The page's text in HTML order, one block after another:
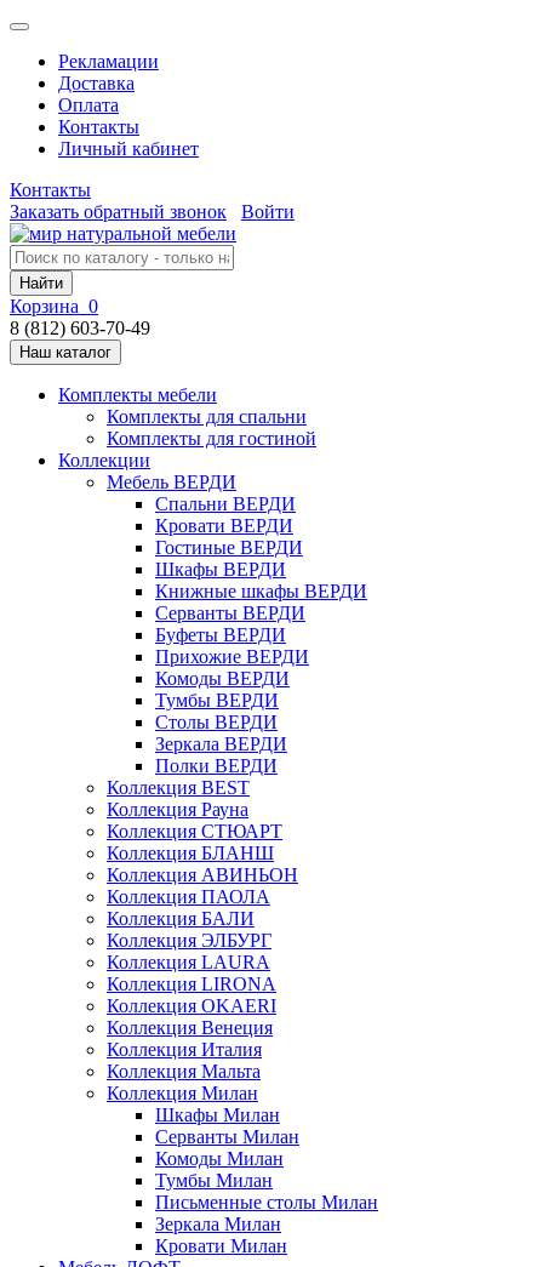
Рекламации
Доставка
Оплата
Контакты
Личный кабинет
Контакты
Заказать обратный звонок
Войти
Найти
Корзина 0
8 (812) 603-70-49
Наш каталог
Комплекты мебели
Комплекты для спальни
Комплекты для гостиной
Коллекции
Мебель ВЕРДИ
Спальни ВЕРДИ
Кровати ВЕРДИ
Гостиные ВЕРДИ
Шкафы ВЕРДИ
Книжные шкафы ВЕРДИ
Серванты ВЕРДИ
Буфеты ВЕРДИ
Прихожие ВЕРДИ
Комоды ВЕРДИ
Тумбы ВЕРДИ
Столы ВЕРДИ
Зеркала ВЕРДИ
Полки ВЕРДИ
Коллекция BEST
Коллекция Рауна
Коллекция СТЮАРТ
Коллекция БЛАНШ
Коллекция АВИНЬОН
Коллекция ПАОЛА
Коллекция БАЛИ
Коллекция ЭЛБУРГ
Коллекция LAURA
Коллекция LIRONA
Коллекция OKAERI
Коллекция Венеция
Коллекция Италия
Коллекция Мальта
Коллекция Милан
Шкафы Милан
Серванты Милан
Комоды Милан
Тумбы Милан
Письменные столы Милан
Зеркала Милан
Кровати Милан